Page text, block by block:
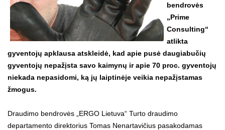
bendrovės
„Prime
Consulting“
atlikta
gyventojų apklausa atskleidė, kad apie pusė daugiabučių
gyventojų nepažįsta savo kaimynų ir apie 70 proc. gyventojų
niekada nepasidomi, ką jų laiptinėje veikia nepažįstamas
žmogus.
Draudimo bendrovės „ERGO Lietuva“ Turto draudimo
departamento direktorius Tomas Nenartavičius pasakodamas